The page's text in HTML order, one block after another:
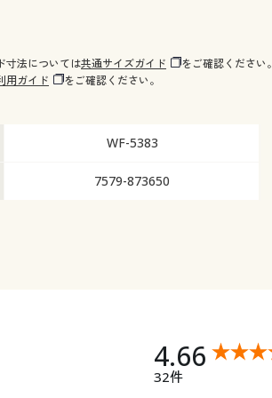
寸法については共通サイズガイド
をご確認ください。
用ガイド をご確認ください。
WF-5383
7579-873650
4.66
32件